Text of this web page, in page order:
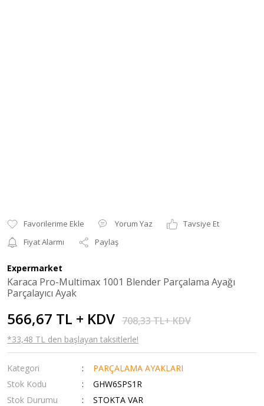
Yorum Yaz
Tavsiye Et
Fiyat Alarmı
Paylaş
Expermarket
Karaca Pro-Multimax 1001 Blender Parçalama Ayağı
Parçalayıcı Ayak
566,67 TL + KDV 708,33 TL+ KDV
*33,48 TL den başlayan taksitlerle!
Kategori
PARÇALAMA AYAKLARI
Stok Kodu
GHW6SPS1R
Stok Durumu
STOKTA VAR